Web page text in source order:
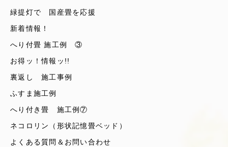
緑提灯で 国産畳を応援
新着情報！
へり付畳 施工例 ③
お得ッ！情報ッ!!
裏返し 施工事例
ふすま施工例
へり付き畳 施工例⑦
ネコロリン（形状記憶畳ベッド）
よくある質問＆お問い合わせ